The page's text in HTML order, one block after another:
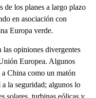
de los planes a largo plazo
en asociación con
Europa verde.
opiniones divergentes
Europea. Algunos
China como un matón
la seguridad; algunos lo
solares, turbinas eólicas y